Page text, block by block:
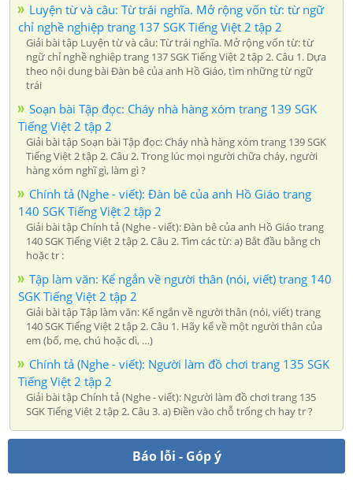
Luyện từ và câu: Từ trái nghĩa. Mở rộng vốn từ: từ ngữ
chỉ nghề nghiệp trang 137 SGK Tiếng Việt 2 tập 2
Giải bài tập Luyện từ và câu: Từ trái nghĩa. Mở rộng vốn từ: từ
ngữ chỉ nghề nghiệp trang 137 SGK Tiếng Việt 2 tập 2. Câu 1. Dựa
theo nội dung bài Đàn bê của anh Hồ Giáo, tìm những từ ngữ
trái
Soạn bài Tập đọc: Cháy nhà hàng xóm trang 139 SGK
Tiếng Việt 2 tập 2
Giải bài tập Soạn bài Tập đọc: Cháy nhà hàng xóm trang 139 SGK
Tiếng Việt 2 tập 2. Câu 2. Trong lúc mọi người chữa cháy, người
hàng xóm nghĩ gì, làm gì ?
Chính tả (Nghe - viết): Đàn bê của anh Hồ Giáo trang
140 SGK Tiếng Việt 2 tập 2
Giải bài tập Chính tả (Nghe - viết): Đàn bê của anh Hồ Giáo trang
140 SGK Tiếng Việt 2 tập 2. Câu 2. Tìm các từ: a) Bắt đầu bằng ch
hoặc tr :
Tập làm văn: Kể ngắn về người thân (nói, viết) trang 140
SGK Tiếng Việt 2 tập 2
Giải bài tập Tập làm văn: Kể ngắn về người thân (nói, viết) trang
140 SGK Tiếng Việt 2 tập 2. Câu 1. Hãy kể về một người thân của
em (bố, mẹ, chú hoặc dì, …)
Chính tả (Nghe - viết): Người làm đồ chơi trang 135 SGK
Tiếng Việt 2 tập 2
Giải bài tập Chính tả (Nghe - viết): Người làm đồ chơi trang 135
SGK Tiếng Việt 2 tập 2. Câu 3. a) Điền vào chỗ trống ch hay tr ?
Báo lỗi - Góp ý